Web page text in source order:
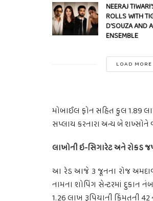
NEERAJ
ROLLS WITH
D’SOUZA AND
ENSEMBLE
LOAD MORE
મોબાઈલ ફોન સહિત કુલ 1.89
સપ્લાય કરનારા અન્ય બે શખ્સોને
લાખોની ઇ-સિગારેટ અને રોકડ
આ રેડ આજે ૩ જૂનના રોજ
નામના શોપિંગ સેન્ટરમાં દુકાન
1.26 લાખ રૂપિયાની કિંમતની